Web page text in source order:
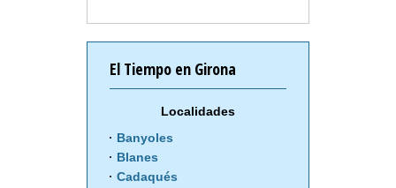
El Tiempo en Girona
Localidades
Banyoles
Blanes
Cadaqués